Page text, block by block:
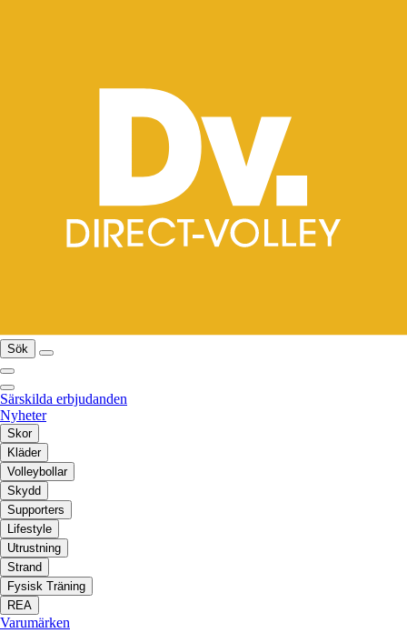
Sök
Särskilda erbjudanden
Nyheter
Skor
Kläder
Volleybollar
Skydd
Supporters
Lifestyle
Utrustning
Strand
Fysisk Träning
REA
Varumärken